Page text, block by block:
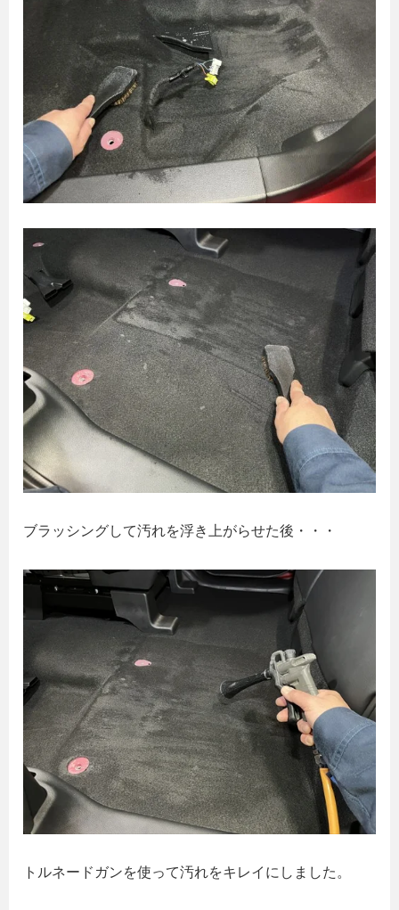
ブラッシングして汚れを浮き上がらせた後・・・
トルネードガンを使って汚れをキレイにしました。